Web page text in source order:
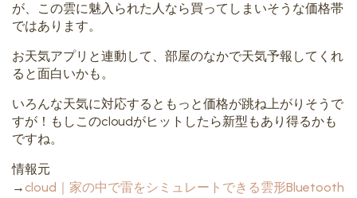
が、この雲に魅入られた人なら買ってしまいそうな価格帯
ではあります。
お天気アプリと連動して、部屋のなかで天気予報してくれ
ると面白いかも。
いろんな天気に対応するともっと価格が跳ね上がりそうで
すが！もしこのcloudがヒットしたら新型もあり得るかも
ですね。
情報元
→cloud｜家の中で雷をシミュレートできる雲形Bluetooth